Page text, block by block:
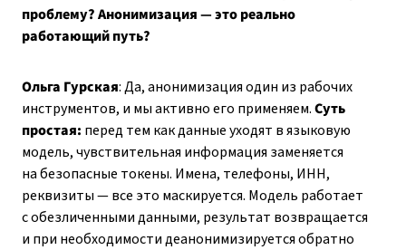
проблему? Анонимизация — это реально
работающий путь?
Ольга Гурская: Да, анонимизация один из рабочих
инструментов, и мы активно его применяем.Суть
простая: перед тем как данные уходят в языковую
модель, чувствительная информация заменяется
на безопасные токены. Имена, телефоны, ИНН,
реквизиты — все это маскируется. Модель работает
с обезличенными данными, результат возвращается
и при необходимости деанонимизируется обратно